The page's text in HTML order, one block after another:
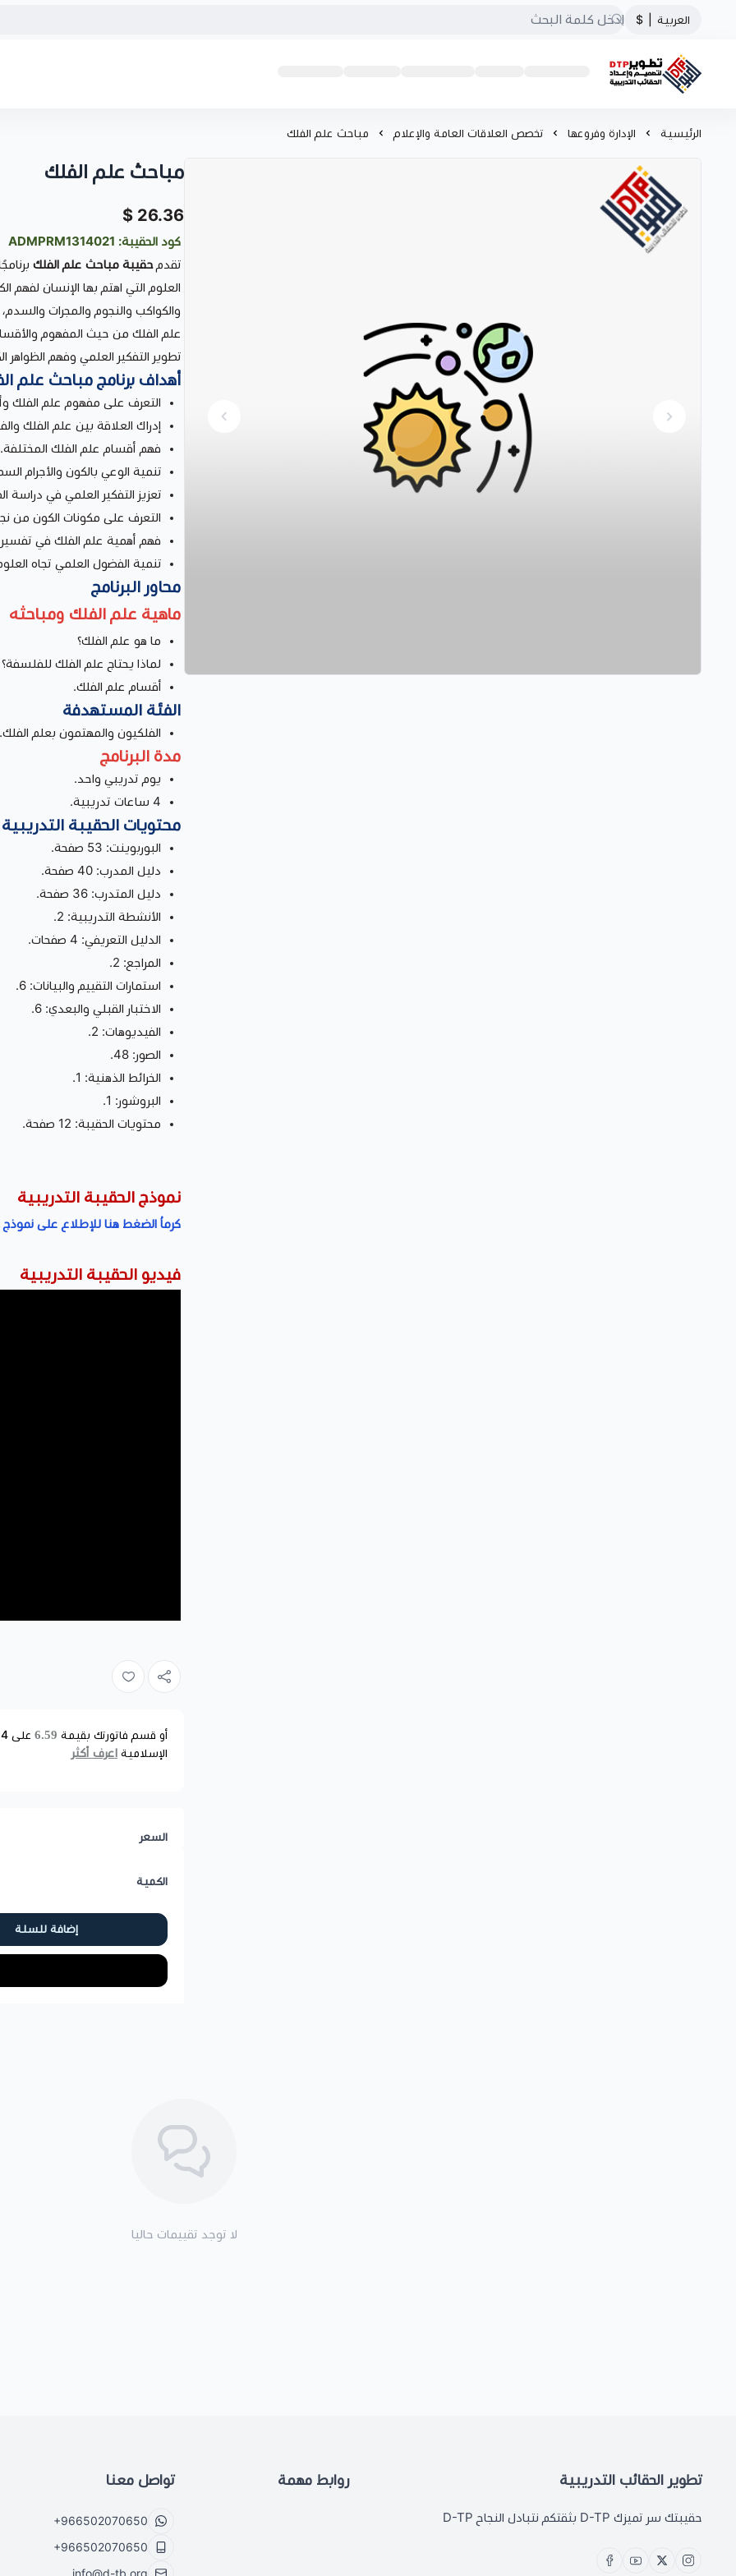
العربية $
تطوير الحقائب التدريبية
الرئيسية الإدارة وفروعها تخصص العلاقات العامة والإعلام مباحث علم الفلك
مباحث علم الفلك
26.36 $
كود الحقيبة: ADMPRM1314021
تقدمحقيبة مباحث علم الفلك
العلوم التي اهتم بها الإنسان لفهم
والكواكب والنجوم والمجرات
علم الفلك من حيث المفهوم
تطوير التفكير العلمي وفهم الظواهر
أهداف برنامج مباحث علم
التعرف على مفهوم علم الفلك
إدراك العلاقة بين علم الفلك
فهم أقسام علم الفلك المختلفة.
تنمية الوعي بالكون والأجرام
تعزيز التفكير العلمي في دراسة
التعرف على مكونات الكون من
فهم أهمية علم الفلك في تفسير
تنمية الفضول العلمي تجاه
محاور البرنامج
ماهية علم الفلك ومباحثه
ما هو علم الفلك؟
لماذا يحتاج علم الفلك للفلسفة؟
أقسام علم الفلك.
الفئة المستهدفة
الفلكيون والمهتمون بعلم الفلك.
مدة البرنامج
يوم تدريبي واحد.
4 ساعات تدريبية.
محتويات الحقيبة التدريبية
البوربوينت: 53 صفحة.
دليل المدرب: 40 صفحة.
دليل المتدرب: 36 صفحة.
الأنشطة التدريبية: 2.
الدليل التعريفي: 4 صفحات.
المراجع: 2.
استمارات التقييم والبيانات: 6.
الاختبار القبلي والبعدي: 6.
الفيديوهات: 2.
الصور: 48.
الخرائط الذهنية: 1.
البروشور: 1.
محتويات الحقيبة: 12 صفحة.
نموذج الحقيبة التدريبية
كرماُ الضغط هنا للإطلاع على نموذج
فيديو الحقيبة التدريبية
أو قسم فاتورتك بقيمة 6.59 على 4
الإسلامية اعرف أكثر
السعر
الكمية
إضافة للسلة
لا توجد تقييمات حاليا
تطوير الحقائب التدريبية
حقيبتك سر تميزك D-TP بثقتكم نتبادل النجاح D-TP
روابط مهمة تواصل معنا
+966502070650
+966502070650
info@d-tb.org